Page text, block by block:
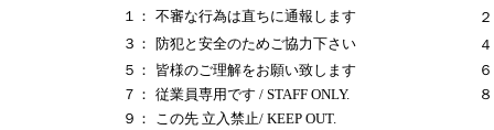
１： 不審な行為は直ちに通報します ２
３： 防犯と安全のためご協力下さい ４
５： 皆様のご理解をお願い致します
７： 従業員専用です / STAFF ONLY.
９：
この先 立入禁止/ KEEP OUT.